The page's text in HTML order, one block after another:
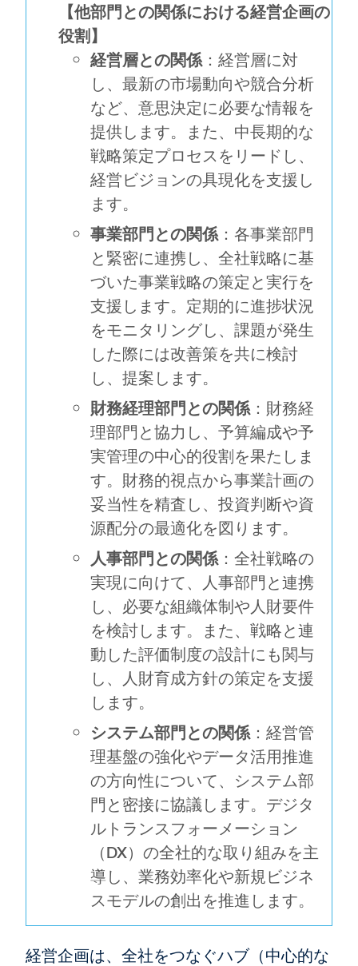
【他部門との関係における経営企画の
役割】
経営層との関係：経営層に対
し、最新の市場動向や競合分析
など、意思決定に必要な情報を
提供します。また、中長期的な
戦略策定プロセスをリードし、
経営ビジョンの具現化を支援し
ます。
事業部門との関係：各事業部門
と緊密に連携し、全社戦略に基
づいた事業戦略の策定と実行を
支援します。定期的に進捗状況
をモニタリングし、課題が発生
した際には改善策を共に検討
し、提案します。
財務経理部門との関係：財務経
理部門と協力し、予算編成や予
実管理の中心的役割を果たしま
す。財務的視点から事業計画の
妥当性を精査し、投資判断や資
源配分の最適化を図ります。
人事部門との関係：全社戦略の
実現に向けて、人事部門と連携
し、必要な組織体制や人財要件
を検討します。また、戦略と連
動した評価制度の設計にも関与
し、人財育成方針の策定を支援
します。
システム部門との関係：経営管
理基盤の強化やデータ活用推進
の方向性について、システム部
門と密接に協議します。デジタ
ルトランスフォーメーション
（DX）の全社的な取り組みを主
導し、業務効率化や新規ビジネ
スモデルの創出を推進します。
経営企画は、全社をつなぐハブ（中心的な